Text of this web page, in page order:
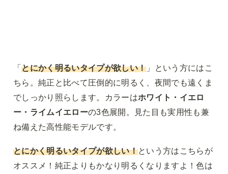
「とにかく明るいタイプが欲しい！ 」という方にはこ
ちら。純正と比べて圧倒的に明るく、夜間でも遠くま
でしっかり照らします。カラーはホワイト・イエロ
ー・ライムイエローの3色展開。見た目も実用性も兼
ね備えた高性能モデルです。
とにかく明るいタイプが欲しい！という方はこちらが
オススメ！純正よりもかなり明るくなりますよ！色は